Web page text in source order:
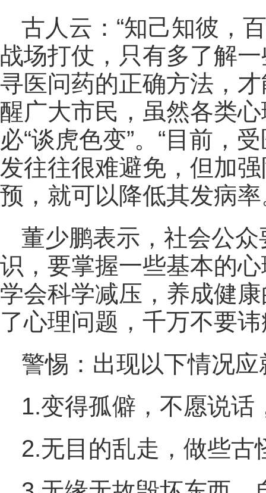
古人云：“知己知彼，
战场打仗，只有多了解
寻医问药的正确方法，
醒广大市民，虽然各类
必“谈虎色变”。“目前，
发往往很难避免，但加
预，就可以降低其发病率
董少鹏表示，社会公
识，要掌握一些基本的
学会科学减压，养成健
了心理问题，千万不要
警惕：出现以下情况应
1.变得孤僻，不愿说话
2.无目的乱走，做些古